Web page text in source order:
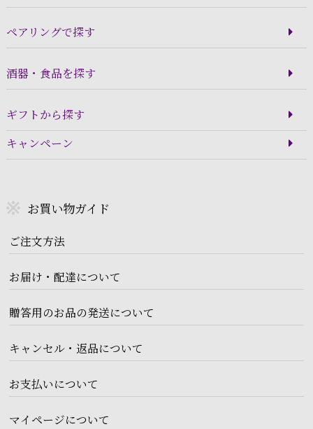
ペアリングで探す
酒器・食品を探す
ギフトから探す
キャンペーン
お買い物ガイド
ご注文方法
お届け・配達について
贈答用のお品の発送について
キャンセル・返品について
お支払いについて
マイページについて